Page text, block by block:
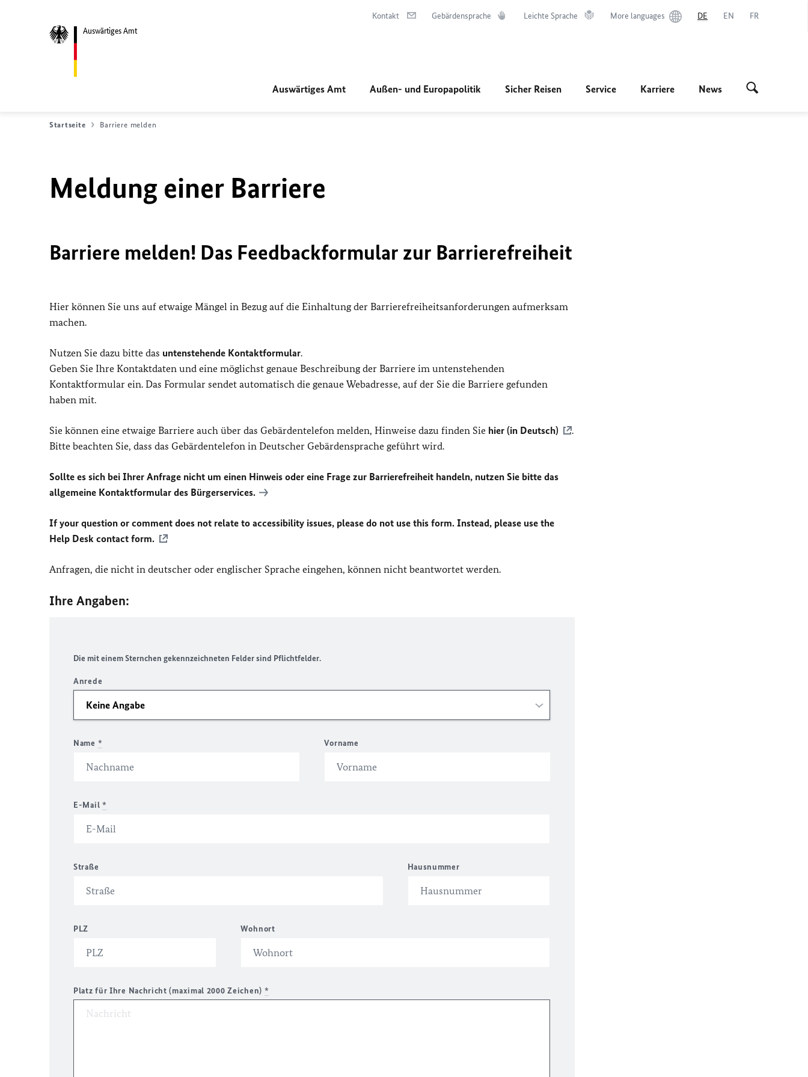
Auswärtiges Amt
Kontakt Gebärdensprache Leichte Sprache More languages DE EN FR
Auswärtiges Amt Außen- und Europapolitik Sicher Reisen Service Karriere News
Startseite Barriere melden
Meldung einer Barriere
Barriere melden! Das Feedbackformular zur Barrierefreiheit
Hier können Sie uns auf etwaige Mängel in Bezug auf die Einhaltung der Barrierefreiheitsanforderungen aufmerksam
machen.
Nutzen Sie dazu bitte das untenstehende Kontaktformular.
Geben Sie Ihre Kontaktdaten und eine möglichst genaue Beschreibung der Barriere im untenstehenden
Kontaktformular ein. Das Formular sendet automatisch die genaue Webadresse, auf der Sie die Barriere gefunden
haben mit.
Sie können eine etwaige Barriere auch über das Gebärdentelefon melden, Hinweise dazu finden Sie hier (in Deutsch)
.
Bitte beachten Sie, dass das Gebärdentelefon in Deutscher Gebärdensprache geführt wird.
Sollte es sich bei Ihrer Anfrage nicht um einen Hinweis oder eine Frage zur Barrierefreiheit handeln, nutzen Sie bitte das
allgemeine Kontaktformular des Bürgerservices.
If your question or comment does not relate to accessibility issues, please do not use this form. Instead, please use the
Help Desk contact form.
Anfragen, die nicht in deutscher oder englischer Sprache eingehen, können nicht beantwortet werden.
Ihre Angaben:
Die mit einem Sternchen gekennzeichneten Felder sind Pflichtfelder.
Anrede
Name * Vorname
E-Mail *
Straße Hausnummer
PLZ Wohnort
Platz für Ihre Nachricht (maximal 2000 Zeichen) *